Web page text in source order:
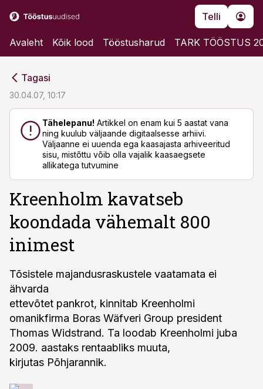
Telli
Avaleht Kõik lood Tööstusharud TARK TÖÖSTUS
Tagasi
30.04.07, 10:17
Tähelepanu! Artikkel on enam kui 5 aastat vana
ning kuulub väljaande digitaalsesse arhiivi.
Väljaanne ei uuenda ega kaasajasta arhiveeritud
sisu, mistõttu võib olla vajalik kaasaegsete
allikatega tutvumine
Kreenholm kavatseb
koondada vähemalt 800
inimest
Tõsistele majandusraskustele vaatamata ei
ähvarda
ettevõtet pankrot, kinnitab Kreenholmi
omanikfirma Boras Wäfveri Group president
Thomas Widstrand. Ta loodab Kreenholmi juba
2009. aastaks rentaabliks muuta,
kirjutas Põhjarannik.